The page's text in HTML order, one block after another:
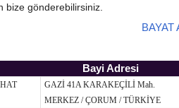
bize gönderebilirsiniz.
BAYAT
Bayi Adresi
GAZİ 41A KARAKEÇİLİ Mah.
MERKEZ / ÇORUM / TÜRKİYE